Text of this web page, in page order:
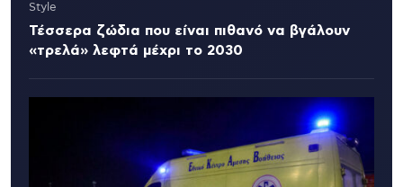
Style
Τέσσερα ζώδια που είναι πιθανό να βγάλουν
«τρελά» λεφτά μέχρι το 2030